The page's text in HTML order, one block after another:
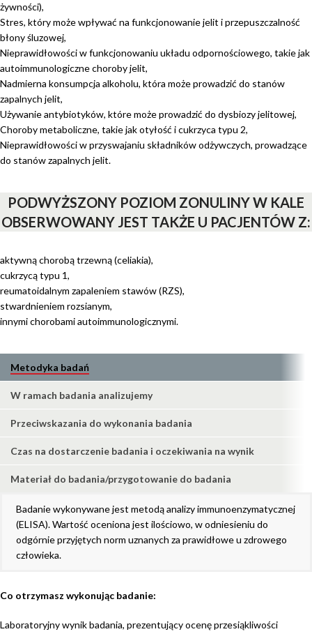
żywności),
Stres, który może wpływać na funkcjonowanie jelit i przepuszczalność
błony śluzowej,
Nieprawidłowości w funkcjonowaniu układu odpornościowego, takie jak
autoimmunologiczne choroby jelit,
Nadmierna konsumpcja alkoholu, która może prowadzić do stanów
zapalnych jelit,
Używanie antybiotyków, które może prowadzić do dysbiozy jelitowej,
Choroby metaboliczne, takie jak otyłość i cukrzyca typu 2,
Nieprawidłowości w przyswajaniu składników odżywczych, prowadzące
do stanów zapalnych jelit.
PODWYŻSZONY POZIOM ZONULINY W KALE
OBSERWOWANY JEST TAKŻE U PACJENTÓW Z:
aktywną chorobą trzewną (celiakia),
cukrzycą typu 1,
reumatoidalnym zapaleniem stawów (RZS),
stwardnieniem rozsianym,
innymi chorobami autoimmunologicznymi.
Metodyka badań
W ramach badania analizujemy
Przeciwskazania do wykonania badania
Czas na dostarczenie badania i oczekiwania na wynik
Materiał do badania/przygotowanie do badania
Badanie wykonywane jest metodą analizy immunoenzymatycznej
(ELISA). Wartość oceniona jest ilościowo, w odniesieniu do
odgórnie przyjętych norm uznanych za prawidłowe u zdrowego
człowieka.
Co otrzymasz wykonując badanie:
Laboratoryjny wynik badania, prezentujący ocenę przesiąkliwości